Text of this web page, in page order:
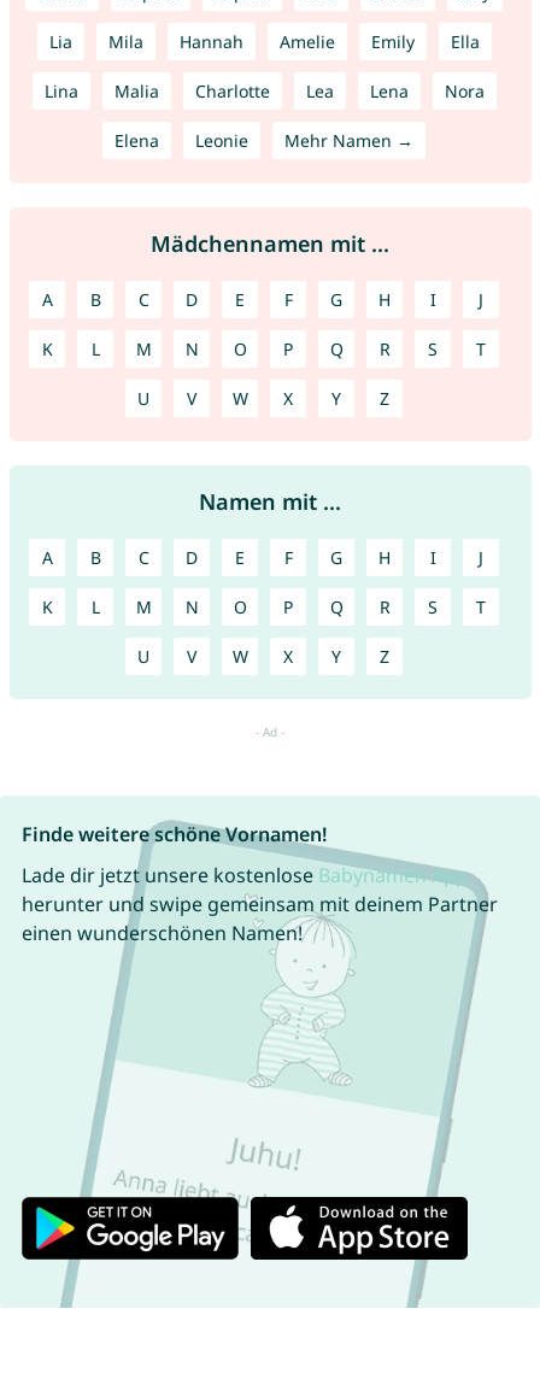
Lia Mila Hannah Amelie Emily Ella
Lina Malia Charlotte Lea Lena Nora
Elena Leonie Mehr Namen →
Mädchennamen mit ...
A B C D E F G H I J
K L M N O P Q R S T
U V W X Y Z
Namen mit ...
A B C D E F G H I J
K L M N O P Q R S T
U V W X Y Z
Finde weitere schöne Vornamen!
Lade dir jetzt unsere kostenlose Babynamen App
herunter und swipe gemeinsam mit deinem Partner
einen wunderschönen Namen!